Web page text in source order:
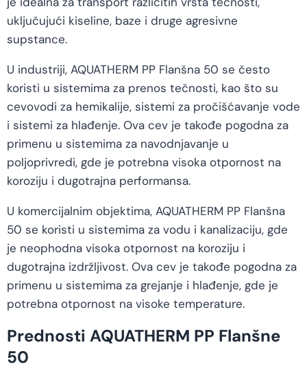
uključujući kiseline, baze i druge agresivne
supstance.
U industriji, AQUATHERM PP Flanšna 50 se često
koristi u sistemima za prenos tečnosti, kao što su
cevovodi za hemikalije, sistemi za pročišćavanje vode
i sistemi za hlađenje. Ova cev je takođe pogodna za
primenu u sistemima za navodnjavanje u
poljoprivredi, gde je potrebna visoka otpornost na
koroziju i dugotrajna performansa.
U komercijalnim objektima, AQUATHERM PP Flanšna
50 se koristi u sistemima za vodu i kanalizaciju, gde
je neophodna visoka otpornost na koroziju i
dugotrajna izdržljivost. Ova cev je takođe pogodna za
primenu u sistemima za grejanje i hlađenje, gde je
potrebna otpornost na visoke temperature.
Prednosti AQUATHERM PP Flanšne
50